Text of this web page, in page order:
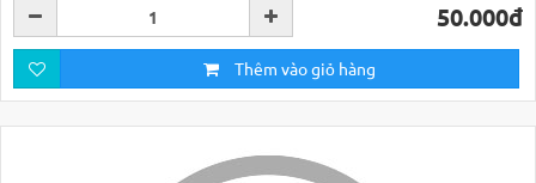
50.000đ
Thêm vào giỏ hàng